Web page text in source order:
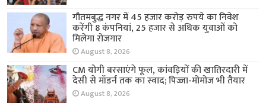
गौतमबुद्ध नगर में 45 हजार करोड़ रुपये का निवेश
करेंगी 8 कंपनियां, 25 हजार से अधिक युवाओं को
मिलेगा रोजगार
August 8, 2026
CM योगी बरसाएंगे फूल, कांवड़ियों की खातिरदारी में
देसी से मॉडर्न तक का स्वाद; पिज्जा-मोमोज भी तैयार
August 8, 2026